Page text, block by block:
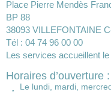
Place Pierre Mendès
BP 88
38093 VILLEFONTAINE
Tél : 04 74 96 00 00
Les services accueillent
Horaires d’ouverture :
Le lundi, mardi,